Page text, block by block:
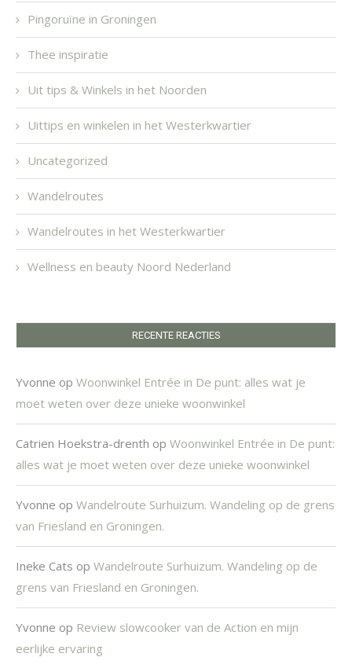
Pingoruïne in Groningen
Thee inspiratie
Uit tips & Winkels in het Noorden
Uittips en winkelen in het Westerkwartier
Uncategorized
Wandelroutes
Wandelroutes in het Westerkwartier
Wellness en beauty Noord Nederland
RECENTE REACTIES
Yvonne op Woonwinkel Entrée in De punt: alles wat je
moet weten over deze unieke woonwinkel
Catrien Hoekstra-drenth op Woonwinkel Entrée in De punt:
alles wat je moet weten over deze unieke woonwinkel
Yvonne op Wandelroute Surhuizum. Wandeling op de grens
van Friesland en Groningen.
Ineke Cats op Wandelroute Surhuizum. Wandeling op de
grens van Friesland en Groningen.
Yvonne op Review slowcooker van de Action en mijn
eerlijke ervaring